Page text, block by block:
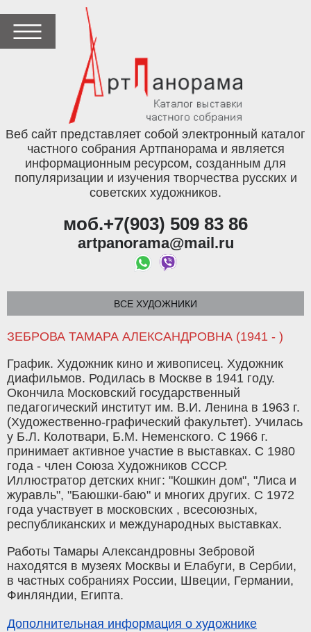
Веб сайт представляет собой электронный каталог
частного собрания Артпанорама и является
информационным ресурсом, созданным для
популяризации и изучения творчества русских и
советских художников.
моб.+7(903) 509 83 86
artpanorama@mail.ru
ВСЕ ХУДОЖНИКИ
ЗЕБРОВА ТАМАРА АЛЕКСАНДРОВНА (1941 - )
График. Художник кино и живописец. Художник
диафильмов. Родилась в Москве в 1941 году.
Окончила Московский государственный
педагогический институт им. В.И. Ленина в 1963 г.
(Художественно-графический факультет). Училась
у Б.Л. Колотвари, Б.М. Неменского. С 1966 г.
принимает активное участие в выставках. С 1980
года - член Союза Художников СССР.
Иллюстратор детских книг: "Кошкин дом", "Лиса и
журавль", "Баюшки-баю" и многих других. С 1972
года участвует в московских , всесоюзных,
республиканских и международных выставках.
Работы Тамары Александровны Зебровой
находятся в музеях Москвы и Елабуги, в Сербии,
в частных собраниях России, Швеции, Германии,
Финляндии, Египта.
Дополнительная информация о художнике